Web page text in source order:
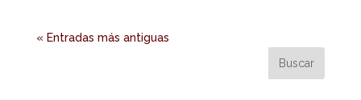
« Entradas más antiguas